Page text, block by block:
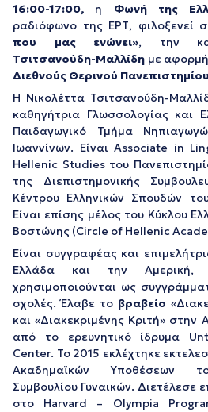
16:00-17:00, η Φωνή της
ραδιόφωνο της ΕΡΤ, φιλοξενεί
που μας ενώνει», την
Τσιτσανούδη-Μαλλίδη με
Διεθνούς Θερινού Πανεπιστημίου
Η Νικολέττα Τσιτσανούδη-
καθηγήτρια Γλωσσολογίας και
Παιδαγωγικό Τμήμα
Ιωαννίνων. Είναι Associate in
Hellenic Studies του
της Διεπιστημονικής
Κέντρου Ελληνικών Σπουδών
Είναι επίσης μέλος του Κύκλου
Βοστώνης (Circle of Hellenic
Είναι συγγραφέας και
Ελλάδα και την Αμερική,
χρησιμοποιούνται ως
σχολές. Έλαβε το βραβείο
και «Διακεκριμένης Κριτή» στην
από το ερευνητικό ίδρυμα
Center. Το 2015 εκλέχτηκε
Ακαδημαϊκών Υποθέσεων
Συμβουλίου Γυναικών. Διετέλεσε
στο Harvard – Olympia